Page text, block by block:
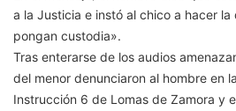
a la Justicia e instó al chico a hacer
pongan custodia».
Tras enterarse de los audios
del menor denunciaron al hombre en
Instrucción 6 de Lomas de Zamora y